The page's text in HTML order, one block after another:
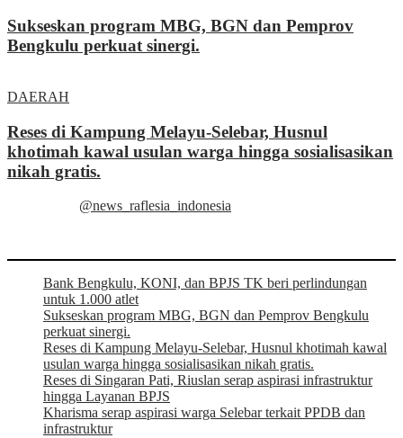
Sukseskan program MBG, BGN dan Pemprov
Bengkulu perkuat sinergi.
DAERAH
Reses di Kampung Melayu-Selebar, Husnul
khotimah kawal usulan warga hingga sosialisasikan
nikah gratis.
@news_raflesia_indonesia
Bank Bengkulu, KONI, dan BPJS TK beri perlindungan
untuk 1.000 atlet
Sukseskan program MBG, BGN dan Pemprov Bengkulu
perkuat sinergi.
Reses di Kampung Melayu-Selebar, Husnul khotimah kawal
usulan warga hingga sosialisasikan nikah gratis.
Reses di Singaran Pati, Riuslan serap aspirasi infrastruktur
hingga Layanan BPJS
Kharisma serap aspirasi warga Selebar terkait PPDB dan
infrastruktur